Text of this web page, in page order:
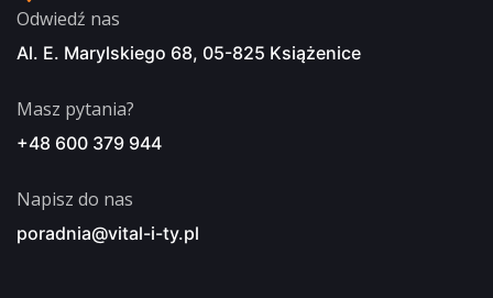
Odwiedź nas
Al. E. Marylskiego 68, 05-825 Książenice
Masz pytania?
+48 600 379 944
Napisz do nas
poradnia@vital-i-ty.pl